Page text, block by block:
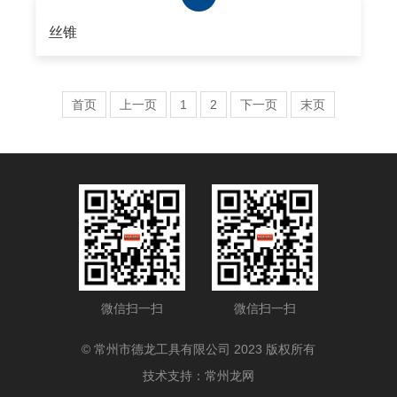
丝锥
首页 上一页 1 2 下一页 末页
微信扫一扫 微信扫一扫
© 常州市德龙工具有限公司 2023 版权所有
技术支持： 常州龙网